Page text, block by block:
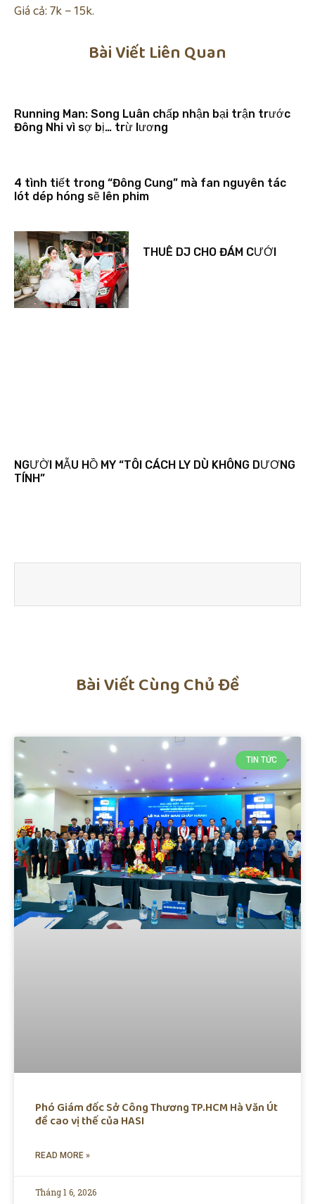
Giá cả: 7k – 15k.
Bài Viết Liên Quan
Running Man: Song Luân chấp nhận bại trận trước
Đông Nhi vì sợ bị… trừ lương
4 tình tiết trong “Đông Cung” mà fan nguyên tác
lót dép hóng sẽ lên phim
THUÊ DJ CHO ĐÁM CƯỚI
NGƯỜI MẪU HỒ MY “TÔI CÁCH LY DÙ KHÔNG DƯƠNG
TÍNH”
Bài Viết Cùng Chủ Đề
TIN TỨC
Phó Giám đốc Sở Công Thương TP.HCM Hà Văn Út
đề cao vị thế của HASI
READ MORE »
Tháng 1 6, 2026